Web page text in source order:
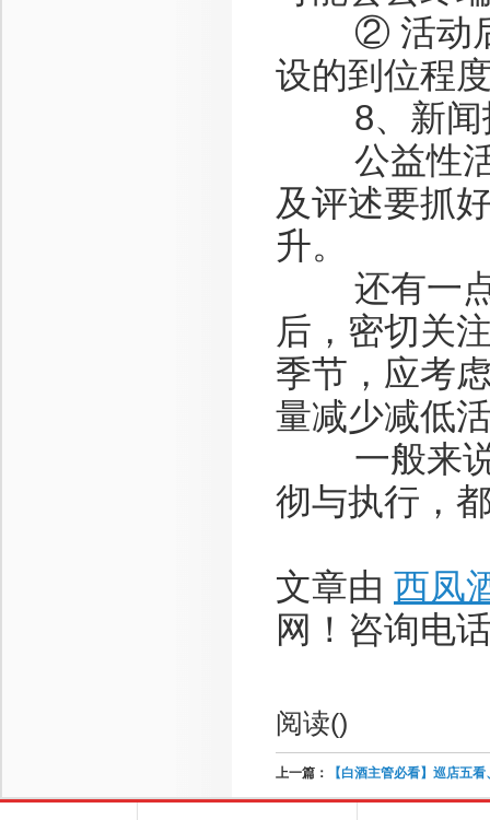
② 活动后
设的到位程
8、新闻
公益性活
及评述要抓
升。
还有一点
后，密切关
季节，应考
量减少减低
一般来说
彻与执行，
文章由 西凤
网！咨询电
阅读()
上一篇： 【白酒主管必看】巡店五